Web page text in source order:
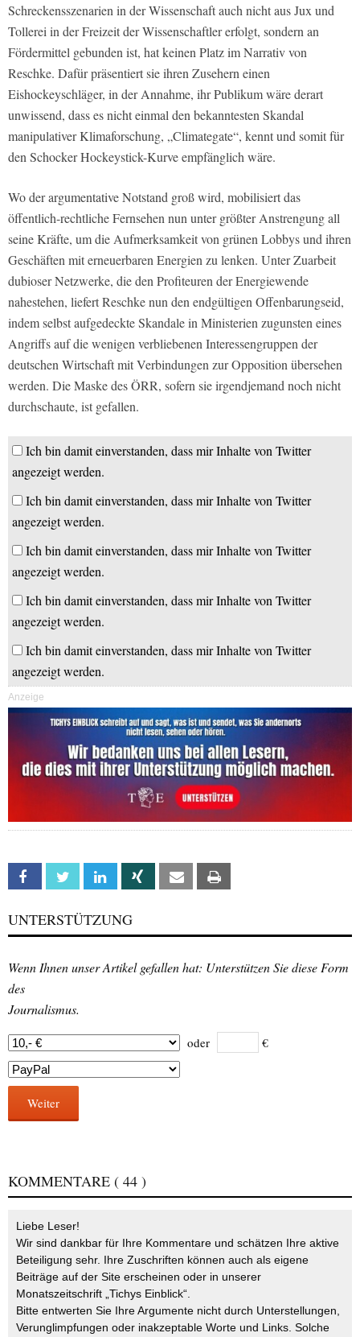
Schreckensszenarien in der Wissenschaft auch nicht aus Jux und
Tollerei in der Freizeit der Wissenschaftler erfolgt, sondern an
Fördermittel gebunden ist, hat keinen Platz im Narrativ von
Reschke. Dafür präsentiert sie ihren Zusehern einen
Eishockeyschläger, in der Annahme, ihr Publikum wäre derart
unwissend, dass es nicht einmal den bekanntesten Skandal
manipulativer Klimaforschung, „Climategate“, kennt und somit für
den Schocker Hockeystick-Kurve empfänglich wäre.
Wo der argumentative Notstand groß wird, mobilisiert das
öffentlich-rechtliche Fernsehen nun unter größter Anstrengung all
seine Kräfte, um die Aufmerksamkeit von grünen Lobbys und ihren
Geschäften mit erneuerbaren Energien zu lenken. Unter Zuarbeit
dubioser Netzwerke, die den Profiteuren der Energiewende
nahestehen, liefert Reschke nun den endgültigen Offenbarungseid,
indem selbst aufgedeckte Skandale in Ministerien zugunsten eines
Angriffs auf die wenigen verbliebenen Interessengruppen der
deutschen Wirtschaft mit Verbindungen zur Opposition übersehen
werden. Die Maske des ÖRR, sofern sie irgendjemand noch nicht
durchschaute, ist gefallen.
Ich bin damit einverstanden, dass mir Inhalte von Twitter
angezeigt werden.
Ich bin damit einverstanden, dass mir Inhalte von Twitter
angezeigt werden.
Ich bin damit einverstanden, dass mir Inhalte von Twitter
angezeigt werden.
Ich bin damit einverstanden, dass mir Inhalte von Twitter
angezeigt werden.
Ich bin damit einverstanden, dass mir Inhalte von Twitter
angezeigt werden.
Anzeige
Facebook Twitter Linkedin Xing Email
UNTERSTÜTZUNG
Wenn Ihnen unser Artikel gefallen hat: Unterstützen Sie diese Form
des
Journalismus.
oder €
Weiter
KOMMENTARE ( 44 )
Liebe Leser!
Wir sind dankbar für Ihre Kommentare und schätzen Ihre aktive
Beteiligung sehr. Ihre Zuschriften können auch als eigene
Beiträge auf der Site erscheinen oder in unserer
Monatszeitschrift „Tichys Einblick“.
Bitte entwerten Sie Ihre Argumente nicht durch Unterstellungen,
Verunglimpfungen oder inakzeptable Worte und Links. Solche